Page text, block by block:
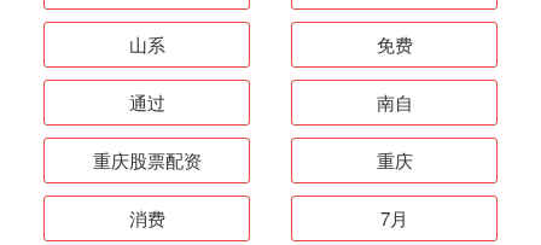
山系 免费
通过 南自
重庆股票配资 重庆
消费 7月